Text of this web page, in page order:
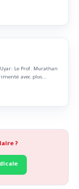
Le Prof. Murathan
avec plus...
?